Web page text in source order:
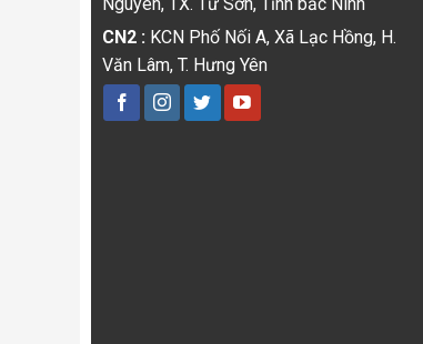
CN2 : KCN Phố Nối A, Xã Lạc Hồng, H.
Văn Lâm, T. Hưng Yên